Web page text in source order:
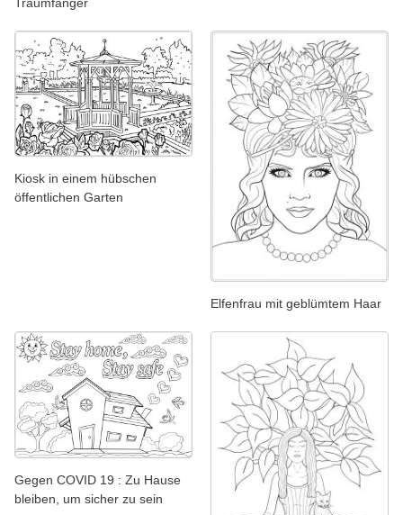
Kiosk in einem hübschen
öffentlichen Garten
Elfenfrau mit geblümtem Haar
Gegen COVID 19 : Zu Hause
bleiben, um sicher zu sein